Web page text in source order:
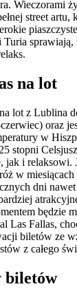
Wieczorami
street
na lot
lot z Lublina
oraz
w
stopni
jak i relaksowi.
w
dni
będzie
Las Fallas,
biletów ze
z całego
biletów